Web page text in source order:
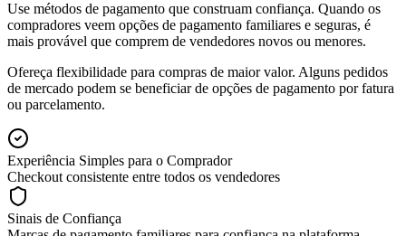
Use métodos de pagamento que construam confiança. Quando os
compradores veem opções de pagamento familiares e seguras, é
mais provável que comprem de vendedores novos ou menores.
Ofereça flexibilidade para compras de maior valor. Alguns pedidos
de mercado podem se beneficiar de opções de pagamento por fatura
ou parcelamento.
Experiência Simples para o Comprador
Checkout consistente entre todos os vendedores
Sinais de Confiança